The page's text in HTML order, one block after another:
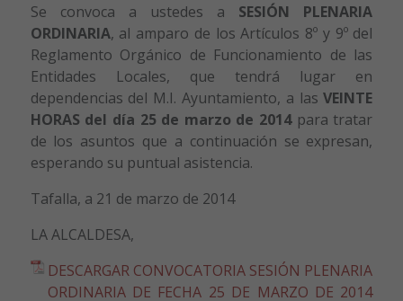
Se convoca a ustedes a SESIÓN PLENARIA
ORDINARIA, al amparo de los Artículos 8º y 9º del
Reglamento Orgánico de Funcionamiento de las
Entidades Locales, que tendrá lugar en
dependencias del M.I. Ayuntamiento, a lasVEINTE
HORAS del día 25 de marzo de 2014para tratar
de los asuntos que a continuación se expresan,
esperando su puntual asistencia.
Tafalla, a 21 de marzo de 2014
LA ALCALDESA,
DESCARGAR CONVOCATORIA SESIÓN PLENARIA
ORDINARIA DE FECHA 25 DE MARZO DE 2014